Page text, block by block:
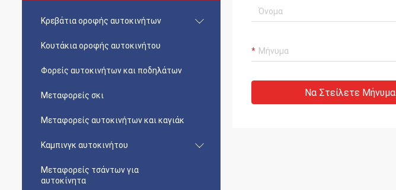
Κρεβάτια οροφής αυτοκινήτων
Κουτάκια οροφής αυτοκινήτου
Φορείς αυτοκινήτων και ποδηλάτων
Μεταφορείς σκι
Μεταφορείς αυτοκινήτων και καγιάκ
Καμπινγκ αυτοκινήτου
Μεταφορείς τσάντων για
αυτοκίνητα
Να Στείλετε Μήνυμα